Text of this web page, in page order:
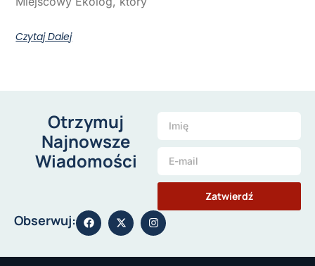
Czytaj Dalej
Otrzymuj
Najnowsze
Wiadomości
Zatwierdź
Obserwuj: